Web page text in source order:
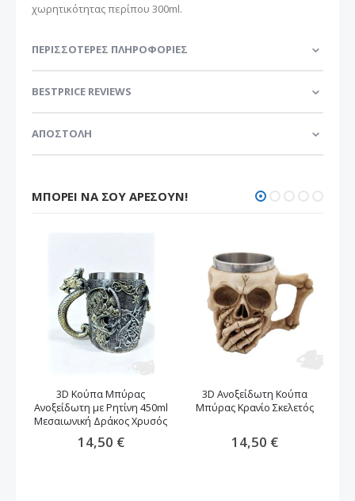
χωρητικότητας περίπου 300ml.
ΠΕΡΙΣΣΌΤΕΡΕΣ ΠΛΗΡΟΦΟΡΊΕΣ
BESTPRICE REVIEWS
ΑΠΟΣΤΟΛΗ
ΜΠΟΡΕΊ ΝΑ ΣΟΥ ΑΡΈΣΟΥΝ!
3D Κούπα Μπύρας
Ανοξείδωτη με Ρητίνη 450ml
Μεσαιωνική Δράκος Xρυσός
14,50 €
3D Ανοξείδωτη Κούπα
Μπύρας Κρανίο Σκελετός
14,50 €